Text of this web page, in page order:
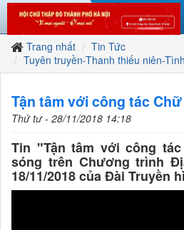
Trang nhất
Tin Tức
Tuyên truyền-Thanh thiếu niên-
Tận tâm với công tác
Thứ tư - 28/11/2018 14:18
Tin "Tận tâm với công
sóng trên Chương trình
18/11/2018 của Đài Truyền